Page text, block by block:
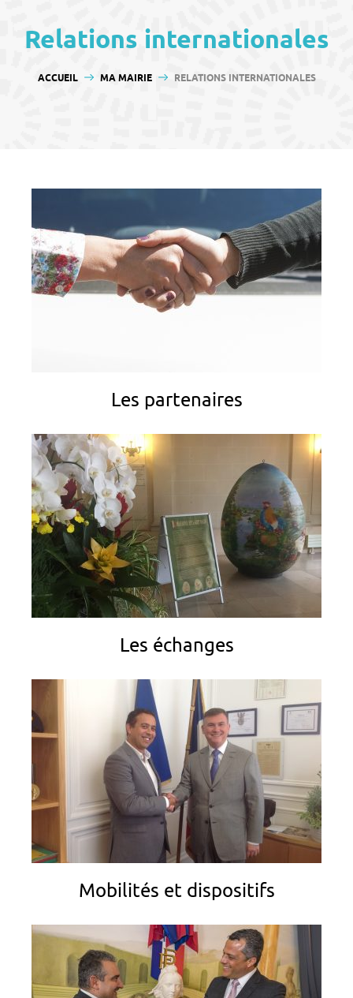
Relations internationales
VOUS ÊTES ICI :
ACCUEIL MA MAIRIE RELATIONS INTERNATIONALES
Les partenaires
Les échanges
Mobilités et dispositifs